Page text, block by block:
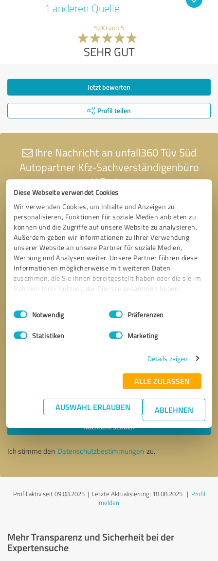
Diese Webseite verwendet Cookies
Wir verwenden Cookies, um Inhalte und Anzeigen zu
personalisieren, Funktionen für soziale Medien anbieten zu
können und die Zugriffe auf unsere Website zu analysieren.
Außerdem geben wir Informationen zu Ihrer Verwendung
unserer Website an unsere Partner für soziale Medien,
Werbung und Analysen weiter. Unsere Partner führen diese
Informationen möglicherweise mit weiteren Daten
zusammen, die Sie ihnen bereitgestellt haben oder die sie im
Rahmen Ihrer Nutzung der Dienste gesammelt haben.
Impressum Datenschutzbestimmungen
Einwilligungsauswahl
Notwendig Präferenzen
Statistiken Marketing
Details zeigen
ALLE ZULASSEN
AUSWAHL ERLAUBEN ABLEHNEN
1 anderen Quelle
5,00 von 5
SEHR GUT
Jetzt bewerten
Profil teilen
Ihre Nachricht an unfall360 Tüv Süd
Autopartner Kfz-Sachverständigenbüro
V.Padar
Bitte um Rückruf * Erforderliche Angaben
Nachricht senden
Ich stimme den Datenschutzbestimmungen zu.
Profil aktiv seit 09.08.2025 | Letzte Aktualisierung: 18.08.2025| Profil
melden
Mehr Transparenz und Sicherheit bei der
Expertensuche